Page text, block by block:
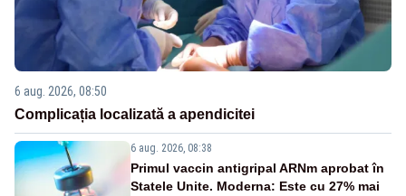
6 aug. 2026, 08:50
Complicația localizată a apendicitei
6 aug. 2026, 08:38
Primul vaccin antigripal ARNm aprobat în
Statele Unite. Moderna: Este cu 27% mai